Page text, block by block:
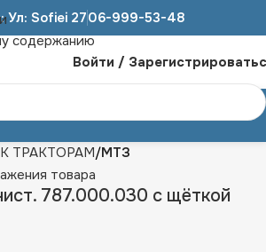
содержанию
Ул: Sofiei 2706-999-53-48
Войти /
ТРАКТОРАМ МТЗ
787.000.030 с щёткой